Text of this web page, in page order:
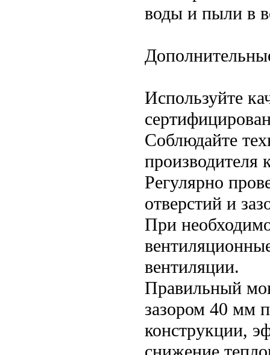
воды и пыли в
Используйте
Соблюдайте
производителя
Регулярно
отверстий и
При
вентиляции.
Правильный
зазором 40 мм
конструкции,